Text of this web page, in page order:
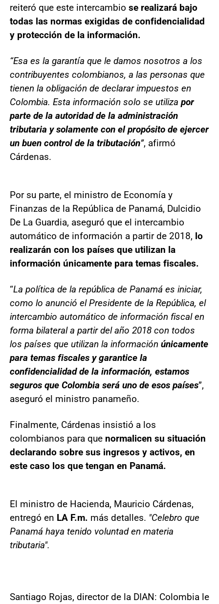
reiteró que este intercambio se realizará bajo
todas las normas exigidas de confidencialidad
y protección de la información.
“Esa es la garantía que le damos nosotros a los
contribuyentes colombianos, a las personas que
tienen la obligación de declarar impuestos en
Colombia. Esta información solo se utiliza por
parte de la autoridad de la administración
tributaria y solamente con el propósito de ejercer
un buen control de la tributación”, afirmó
Cárdenas.
Por su parte, el ministro de Economía y
Finanzas de la República de Panamá, Dulcidio
De La Guardia, aseguró que el intercambio
automático de información a partir de 2018, lo
realizarán con los países que utilizan la
información únicamente para temas fiscales.
“La política de la república de Panamá es iniciar,
como lo anunció el Presidente de la República, el
intercambio automático de información fiscal en
forma bilateral a partir del año 2018 con todos
los países que utilizan la información únicamente
para temas fiscales y garantice la
confidencialidad de la información, estamos
seguros que Colombia será uno de esos países”,
aseguró el ministro panameño.
Finalmente, Cárdenas insistió a los
colombianos para que normalicen su situación
declarando sobre sus ingresos y activos, en
este caso los que tengan en Panamá.
El ministro de Hacienda, Mauricio Cárdenas,
entregó en LA F.m. más detalles. "Celebro que
Panamá haya tenido voluntad en materia
tributaria".
Santiago Rojas, director de la DIAN: Colombia le